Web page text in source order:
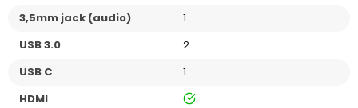
3,5mm jack (audio)
1
USB 3.0
2
USB C
1
HDMI
ano